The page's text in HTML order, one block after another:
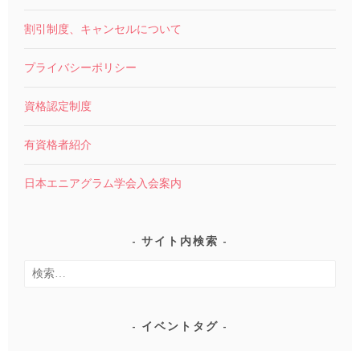
割引制度、キャンセルについて
プライバシーポリシー
資格認定制度
有資格者紹介
日本エニアグラム学会入会案内
サイト内検索
検
イベントタグ